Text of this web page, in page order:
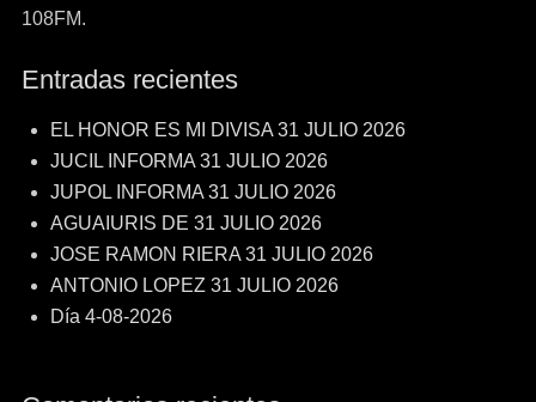
108FM.
Entradas recientes
EL HONOR ES MI DIVISA 31 JULIO 2026
JUCIL INFORMA 31 JULIO 2026
JUPOL INFORMA 31 JULIO 2026
AGUAIURIS DE 31 JULIO 2026
JOSE RAMON RIERA 31 JULIO 2026
ANTONIO LOPEZ 31 JULIO 2026
Día 4-08-2026